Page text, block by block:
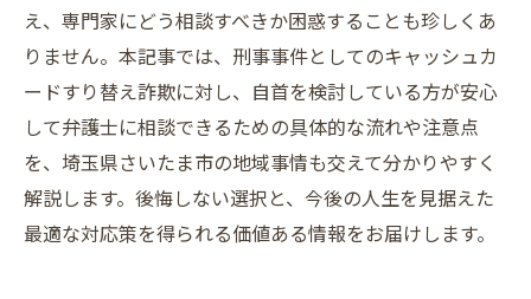
え、専門家にどう相談すべきか困惑することも珍しくあ
りません。本記事では、刑事事件としてのキャッシュカ
ードすり替え詐欺に対し、自首を検討している方が安心
して弁護士に相談できるための具体的な流れや注意点
を、埼玉県さいたま市の地域事情も交えて分かりやすく
解説します。後悔しない選択と、今後の人生を見据えた
最適な対応策を得られる価値ある情報をお届けします。